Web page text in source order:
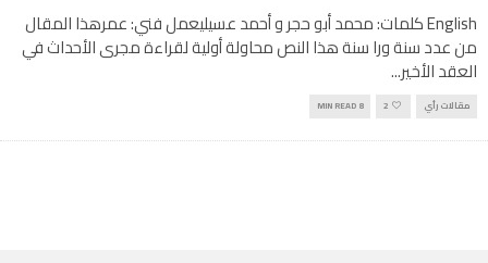
English كلمات: محمد أبو حجر و أحمد عسيليعمل فني: عمرهذا المقال
من عدد سنة ورا سنة هذا النص محاولة أولية لقراءة مجرى الأحداث في
العقد الأخير...
مقالات رأي 2
8 MIN READ